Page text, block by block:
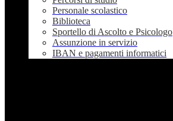
Personale scolastico
Biblioteca
Sportello di Ascolto e Psicologo
Assunzione in servizio
IBAN e pagamenti informatici